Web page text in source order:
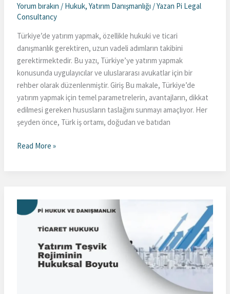
Yorum bırakın / Hukuk,Yatırım Danışmanlığı / Yazan Pi Legal
Consultancy
Türkiye’de yatırım yapmak, özellikle hukuki ve ticari
danışmanlık gerektiren, uzun vadeli adımların takibini
gerektirmektedir. Bu yazı, Türkiye’ye yatırım yapmak
konusunda uygulayıcılar ve uluslararası avukatlar için bir
rehber olarak düzenlenmiştir. Giriş Bu makale, Türkiye’de
yatırım yapmak için temel parametrelerin, avantajların, dikkat
edilmesi gereken hususların taslağını sunmayı amaçlıyor. Her
şeyden önce, Türk iş ortamı, doğudan ve batıdan
Türkiye’de
Read More »